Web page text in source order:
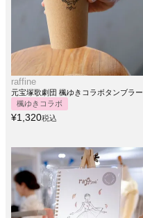
raffine
元宝塚歌劇団 楓ゆきコラボタンブラー
楓ゆきコラボ
¥1,320税込